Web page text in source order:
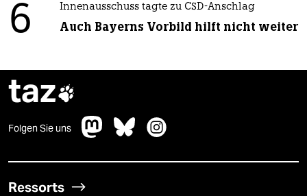
6 Innenausschuss tagte zu CSD-Anschlag
Auch Bayerns Vorbild hilft nicht weiter
taz
Folgen Sie uns
Ressorts